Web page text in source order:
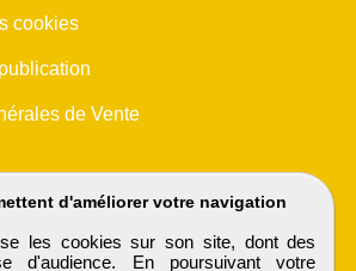
d'améliorer votre navigation
les cookies sur son site, dont des
d'audience. En poursuivant votre
cookies
de Vente